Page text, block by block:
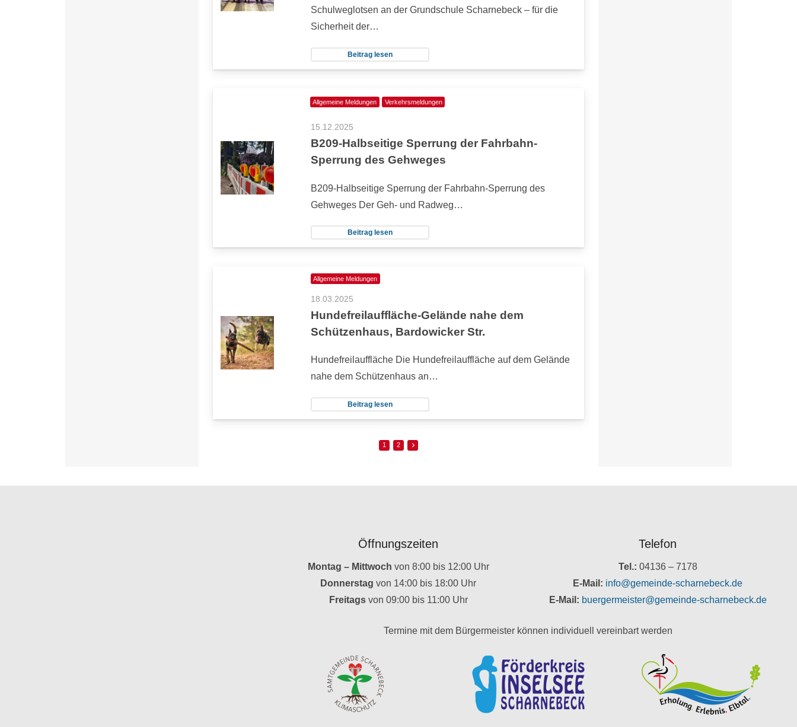
Schulweglotsen an der Grundschule Scharnebeck – für die
Sicherheit der…
Beitrag lesen
Allgemeine Meldungen Verkehrsmeldungen
15.12.2025
B209-Halbseitige Sperrung der Fahrbahn-
Sperrung des Gehweges
B209-Halbseitige Sperrung der Fahrbahn-Sperrung des
Gehweges Der Geh- und Radweg…
Beitrag lesen
Allgemeine Meldungen
18.03.2025
Hundefreilauffläche-Gelände nahe dem
Schützenhaus, Bardowicker Str.
Hundefreilauffläche Die Hundefreilauffläche auf dem Gelände
nahe dem Schützenhaus an…
Beitrag lesen
1 2
Öffnungszeiten
Montag – Mittwoch von 8:00 bis 12:00 Uhr
Donnerstagvon 14:00 bis 18:00 Uhr
Freitags von 09:00 bis 11:00 Uhr
Telefon
Tel.: 04136 – 7178
E-Mail: info@gemeinde-scharnebeck.de
E-Mail: buergermeister@gemeinde-scharnebeck.de
Termine mit dem Bürgermeister können individuell vereinbart werden